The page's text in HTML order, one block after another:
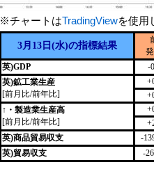
※チャートはTradingViewを使用
3月13日(水)の指標結果
英)GDP
-
英)鉱工業生産
[前月比/前年比]
↑・製造業生産高
[前月比/前年比]
英)商品貿易収支
-
英)貿易収支
-